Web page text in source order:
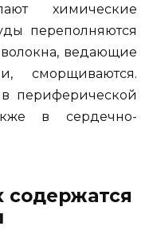
химические
пере­полняются
ведающие
сморщиваются.
периферической
в сердечно-
содержатся